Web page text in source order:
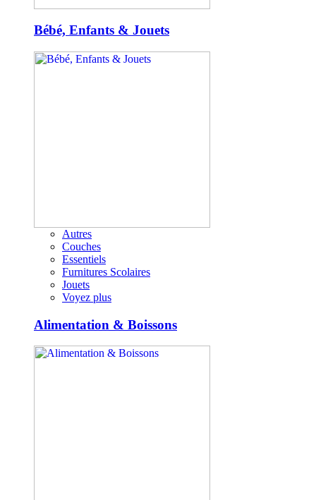
Bébé, Enfants & Jouets
Autres
Couches
Essentiels
Furnitures Scolaires
Jouets
Voyez plus
Alimentation & Boissons